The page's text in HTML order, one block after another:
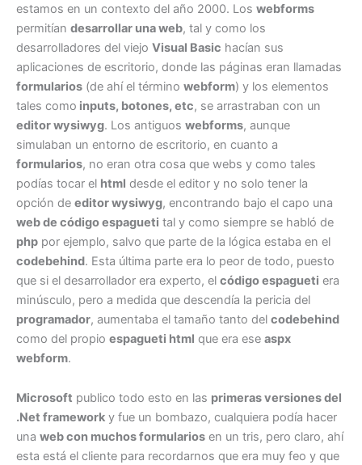
estamos en un contexto del año 2000. Los webforms
permitían desarrollar una web, tal y como los
desarrolladores del viejo Visual Basic hacían sus
aplicaciones de escritorio, donde las páginas eran llamadas
formularios (de ahí el término webform) y los elementos
tales como inputs, botones, etc, se arrastraban con un
editor wysiwyg. Los antiguos webforms, aunque
simulaban un entorno de escritorio, en cuanto a
formularios, no eran otra cosa que webs y como tales
podías tocar el html desde el editor y no solo tener la
opción de editor wysiwyg, encontrando bajo el capo una
web de código espagueti tal y como siempre se habló de
php por ejemplo, salvo que parte de la lógica estaba en el
codebehind. Esta última parte era lo peor de todo, puesto
que si el desarrollador era experto, el código espagueti era
minúsculo, pero a medida que descendía la pericia del
programador, aumentaba el tamaño tanto del codebehind
como del propio espagueti html que era ese aspx
webform.
Microsoft publico todo esto en las primeras versiones del
.Net framework y fue un bombazo, cualquiera podía hacer
una web con muchos formularios en un tris, pero claro, ahí
esta está el cliente para recordarnos que era muy feo y que